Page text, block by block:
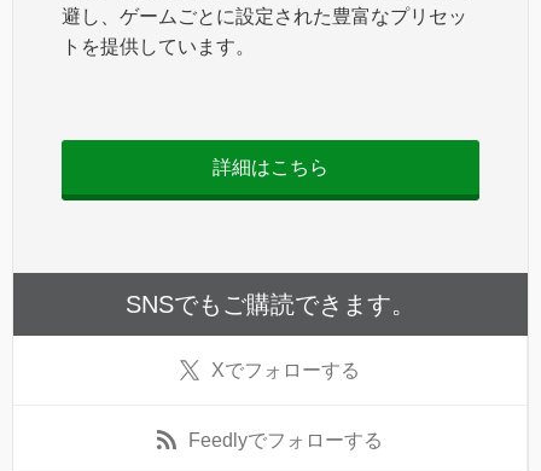
避し、ゲームごとに設定された豊富なプリセッ
トを提供しています。
詳細はこちら
SNSでもご購読できます。
Xでフォローする
Feedlyでフォローする